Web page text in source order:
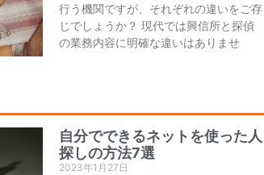
行う機関ですが、それぞれの違いをご存
じでしょうか？ 現代では興信所と探偵
の業務内容に明確な違いはありませ
自分でできるネットを使った人
探しの方法7選
2023年1月27日